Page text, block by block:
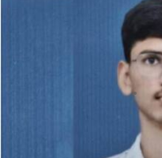
Raging in
గుజరాత్ మెడికల్
కలకలం..
Jayachandra Akuri